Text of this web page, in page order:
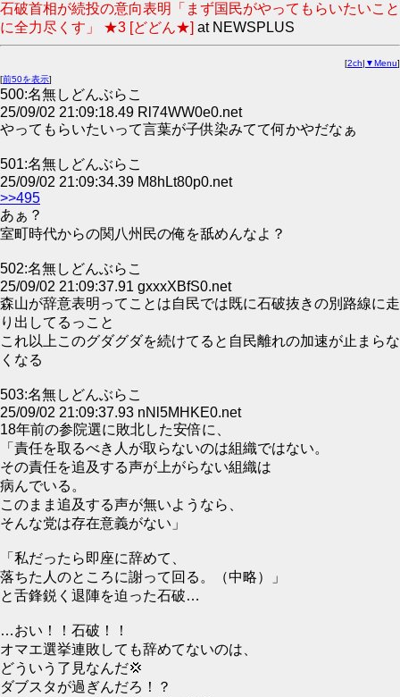
石破首相が続投の意向表明「まず国民がやってもらいたいこと
に全力尽くす」 ★3 [どどん★] at NEWSPLUS
[2ch| ▼Menu]
[前50を表示]
500:名無しどんぶらこ
25/09/02 21:09:18.49 Rl74WW0e0.net
やってもらいたいって言葉が子供染みてて何かやだなぁ
501:名無しどんぶらこ
25/09/02 21:09:34.39 M8hLt80p0.net
>>495
あぁ？
室町時代からの関八州民の俺を舐めんなよ？
502:名無しどんぶらこ
25/09/02 21:09:37.91 gxxxXBfS0.net
森山が辞意表明ってことは自民では既に石破抜きの別路線に走
り出してるっこと
これ以上このグダグダを続けてると自民離れの加速が止まらな
くなる
503:名無しどんぶらこ
25/09/02 21:09:37.93 nNl5MHKE0.net
18年前の参院選に敗北した安倍に、
「責任を取るべき人が取らないのは組織ではない。
その責任を追及する声が上がらない組織は
病んでいる。
このまま追及する声が無いようなら、
そんな党は存在意義がない」
「私だったら即座に辞めて、
落ちた人のところに謝って回る。（中略）」
と舌鋒鋭く退陣を迫った石破…
…おい！！石破！！
オマエ選挙連敗しても辞めてないのは、
どういう了見なんだ💢
ダブスタが過ぎんだろ！？